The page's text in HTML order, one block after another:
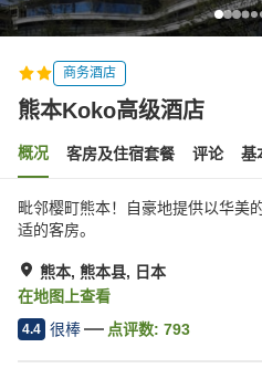
商务酒店
熊本Koko高级酒店
概况 客房及住宿套餐 评论 基
毗邻樱町熊本！自豪地提供以华美
适的客房。
熊本, 熊本县, 日本
在地图上查看
4.4 很棒 点评数: 793